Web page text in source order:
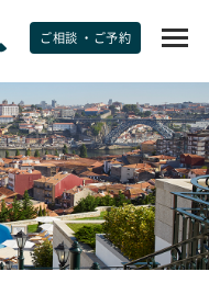
む
ル
ご相談 ・ご予約